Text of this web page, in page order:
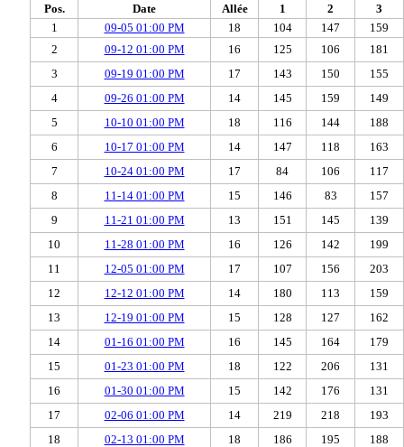
Pos. Date Allée 1 2
3
1
09-05 01:00 PM 18 104 147
159
2
09-12 01:00 PM 16 125 106
181
3
09-19 01:00 PM 17 143 150
155
4
09-26 01:00 PM 14 145 159
149
5
10-10 01:00 PM 18 116 144
188
6
10-17 01:00 PM 14 147 118
163
7
10-24 01:00 PM 17 84 106
117
8
11-14 01:00 PM 15 146 83
157
9
11-21 01:00 PM 13 151 145
139
10
11-28 01:00 PM 16 126 142
199
11
12-05 01:00 PM 17 107 156
203
12
12-12 01:00 PM 14 180 113
159
13
12-19 01:00 PM 15 128 127
162
14
01-16 01:00 PM 16 145 164
179
15
01-23 01:00 PM 18 122 206
131
16
01-30 01:00 PM 15 142 176
131
17
02-06 01:00 PM 14 219 218
193
18
02-13 01:00 PM 18 186 195
188